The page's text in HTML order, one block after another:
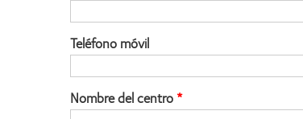
Teléfono móvil
Nombre del centro